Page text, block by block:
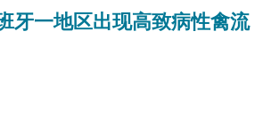
牙一地区出现高致病性禽流